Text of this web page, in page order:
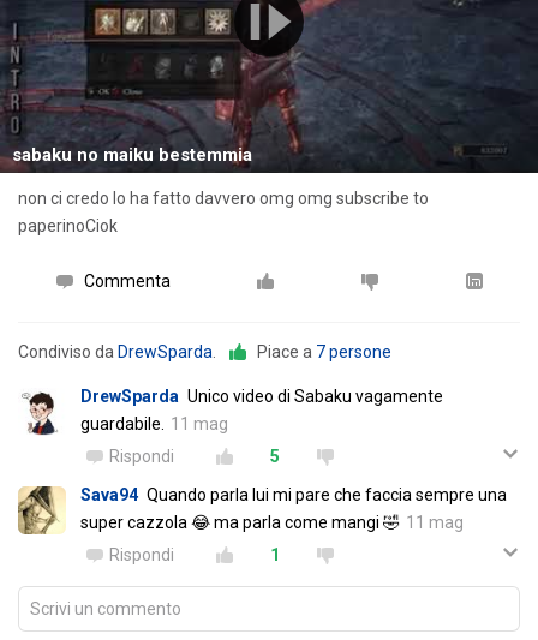
sabaku no maiku bestemmia
non ci credo lo ha fatto davvero omg omg subscribe to
paperinoCiok
Commenta
Condiviso da DrewSparda Piace a 7 persone
DrewSparda Unico video di Sabaku vagamente
guardabile.
11 mag
Rispondi
5
Sava94 Quando parla lui mi pare che faccia sempre una
super cazzola 😂 ma parla come mangi 🤣 11 mag
Rispondi
1
Scrivi un commento